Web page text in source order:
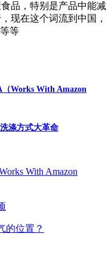
品，特别是产品中能减
现在这个词流到中国，
等
Works With Amazon
涤方式大革命
With Amazon
的位置？